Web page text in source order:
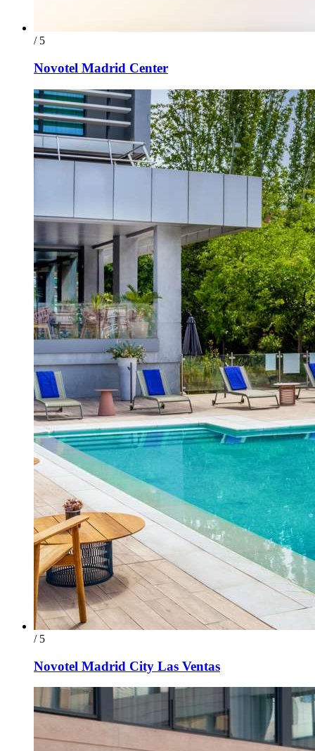
/ 5
Novotel Madrid Center
/ 5
Novotel Madrid City Las Ventas